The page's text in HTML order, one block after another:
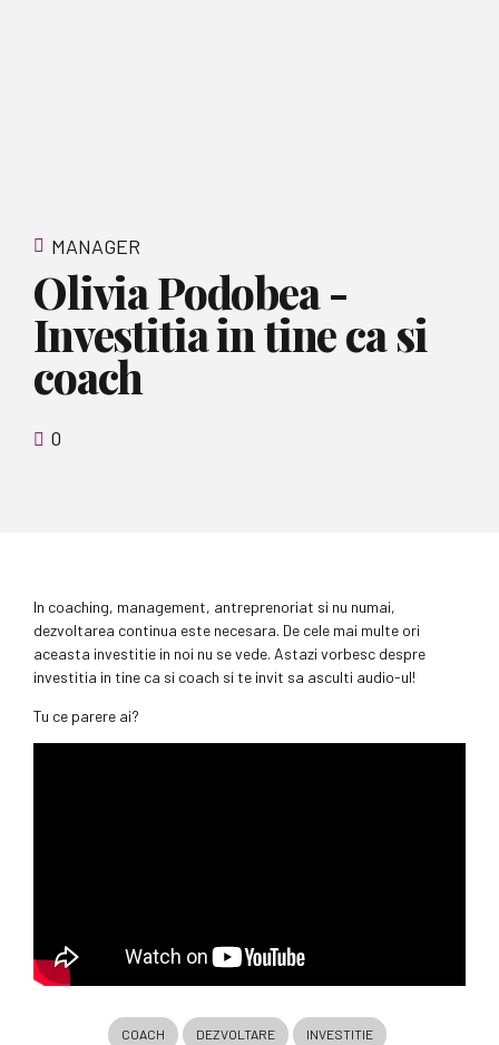
MANAGER
Olivia Podobea -
Investitia in tine ca si
coach
0
In coaching, management, antreprenoriat si nu numai,
dezvoltarea continua este necesara. De cele mai multe ori
aceasta investitie in noi nu se vede. Astazi vorbesc despre
investitia in tine ca si coach si te invit sa asculti audio-ul!
Tu ce parere ai?
COACH DEZVOLTARE INVESTITIE